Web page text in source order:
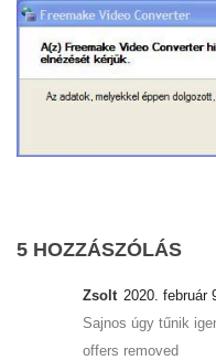
5 HOZZÁSZÓLÁS
Zsolt 2020. február
Sajnos úgy tűnik
offers removed